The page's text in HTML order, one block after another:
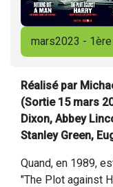
mars2023 -
Réalisé par
(Sortie 15 mars
Dixon, Abbey
Stanley Green,
Quand, en 1989,
"The Plot against